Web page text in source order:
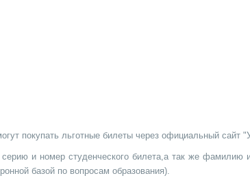
покупать льготные билеты через официальный сайт
и номер студенческого билета,а так же
базой по вопросам образования).